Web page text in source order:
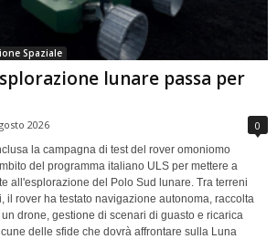
Spaziale
lunare passa per
2026 0
la campagna di test del rover omoniomo
del programma italiano ULS per mettere a
all'esplorazione del Polo Sud lunare. Tra terreni
il rover ha testato navigazione autonoma, raccolta
drone, gestione di scenari di guasto e ricarica
delle sfide che dovrà affrontare sulla Luna